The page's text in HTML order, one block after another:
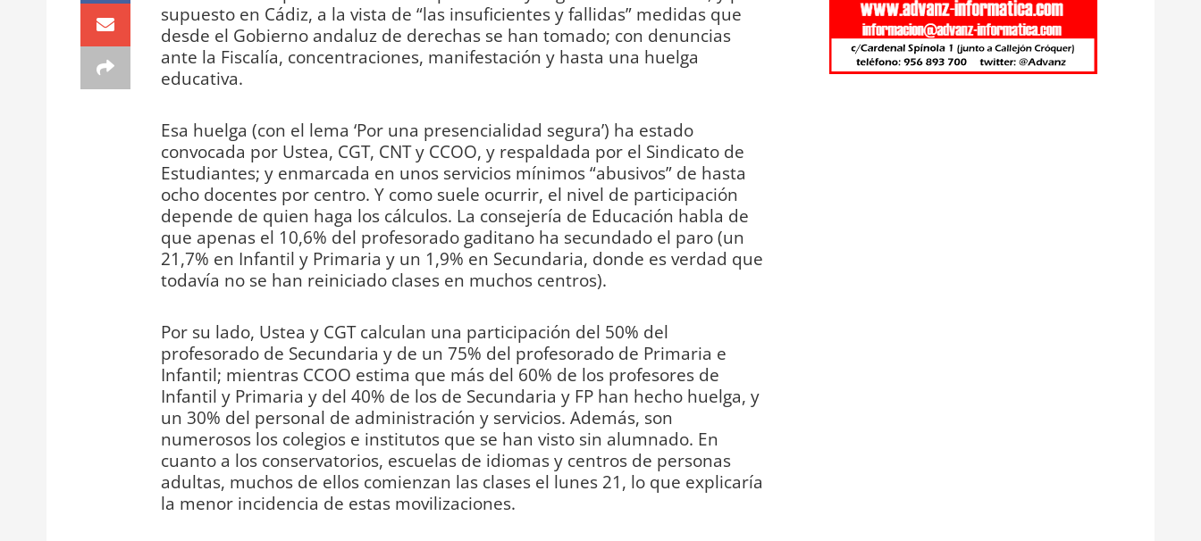
supuesto en Cádiz, a la vista de “las insuficientes y fallidas” medidas que
desde el Gobierno andaluz de derechas se han tomado; con denuncias
ante la Fiscalía, concentraciones, manifestación y hasta una huelga
educativa.
Esa huelga (con el lema ‘Por una presencialidad segura’) ha estado
convocada por Ustea, CGT, CNT y CCOO, y respaldada por el Sindicato de
Estudiantes; y enmarcada en unos servicios mínimos “abusivos” de hasta
ocho docentes por centro. Y como suele ocurrir, el nivel de participación
depende de quien haga los cálculos. La consejería de Educación habla de
que apenas el 10,6% del profesorado gaditano ha secundado el paro (un
21,7% en Infantil y Primaria y un 1,9% en Secundaria, donde es verdad que
todavía no se han reiniciado clases en muchos centros).
Por su lado, Ustea y CGT calculan una participación del 50% del
profesorado de Secundaria y de un 75% del profesorado de Primaria e
Infantil; mientras CCOO estima que más del 60% de los profesores de
Infantil y Primaria y del 40% de los de Secundaria y FP han hecho huelga, y
un 30% del personal de administración y servicios. Además, son
numerosos los colegios e institutos que se han visto sin alumnado. En
cuanto a los conservatorios, escuelas de idiomas y centros de personas
adultas, muchos de ellos comienzan las clases el lunes 21, lo que explicaría
la menor incidencia de estas movilizaciones.